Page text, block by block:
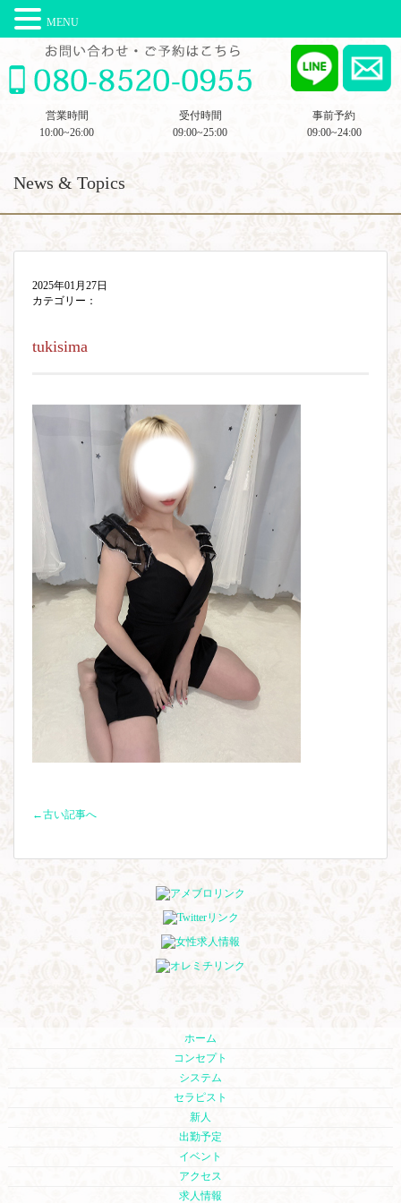
営業時間
10:00~26:00
受付時間
09:00~25:00
事前予約
09:00~24:00
News & Topics
2025年01月27日
カテゴリー：
tukisima
←古い記事へ
ホーム
コンセプト
システム
セラピスト
新人
出勤予定
イベント
アクセス
求人情報
MENU